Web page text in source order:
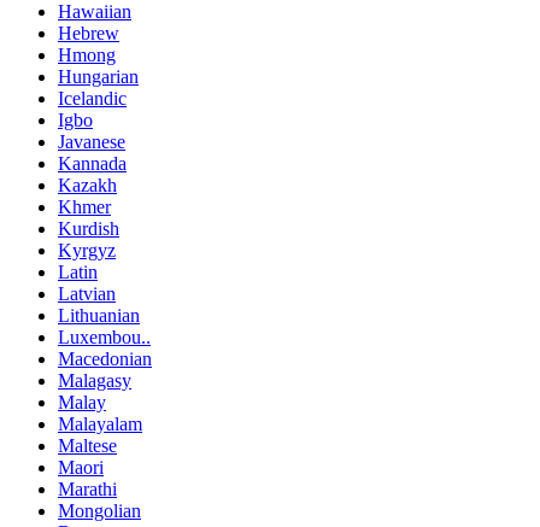
Hawaiian
Hebrew
Hmong
Hungarian
Icelandic
Igbo
Javanese
Kannada
Kazakh
Khmer
Kurdish
Kyrgyz
Latin
Latvian
Lithuanian
Luxembou..
Macedonian
Malagasy
Malay
Malayalam
Maltese
Maori
Marathi
Mongolian